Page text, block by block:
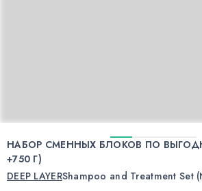
НАБОР СМЕННЫХ БЛОКОВ ПО
+750 Г)
DEEP LAYERShampoo and Treatment Set